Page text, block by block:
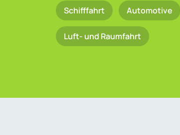
Schifffahrt Automotive
Luft- und Raumfahrt